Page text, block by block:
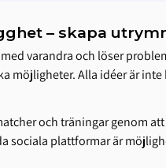
– skapa
varandra och löser
möjligheter. Alla idéer är
och träningar genom
sociala plattformar är